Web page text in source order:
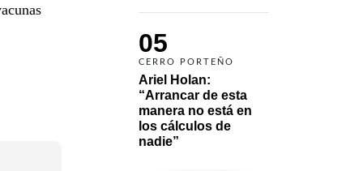
05
CERRO PORTEÑO
Ariel Holan:
“Arrancar de esta
manera no está en
los cálculos de
nadie”